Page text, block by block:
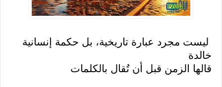
ليست مجرد عبارة تاريخية، بل حكمة إنسانية
خالدة
قالها الزمن قبل أن تُقال بالكلمات